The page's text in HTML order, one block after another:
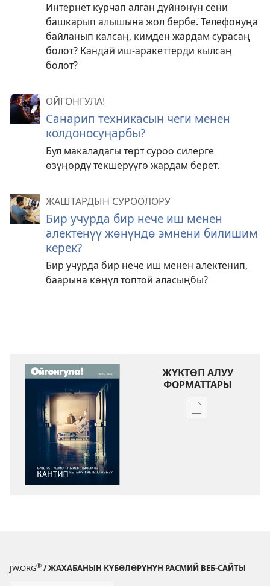
Интернет курчап алган дүйнөнүн сени
башкарып алышына жол бербе. Телефонуңа
байланып калсаң, кимден жардам сурасаң
болот? Кандай иш-аракеттерди кылсаң
болот?
ОЙГОНГУЛА!
Санарип техникасын чеги менен
колдоносуңарбы?
Бул макаладагы төрт суроо силерге
өзүңөрдү текшерүүгө жардам берет.
ЖАШТАРДЫН СУРООЛОРУ
Бир учурда бир нече иш менен
алектенүү жөнүндө эмнени билишим
керек?
Бир учурда бир нече иш менен алектенип,
баарына көңүл топтой аласыңбы?
ЖҮКТӨП АЛУУ
ФОРМАТТАРЫ
Адабиятты
алабыз?
JW.ORG® / ЖАХАБАНЫН КҮБӨЛӨРҮНҮН РАСМИЙ ВЕБ-САЙТЫ